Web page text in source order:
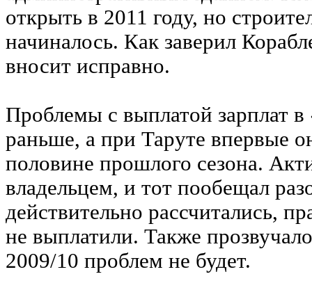
открыть в 2011 году, но
начиналось. Как заверил
вносит исправно.
Проблемы с выплатой зарплат
раньше, а при Таруте впервые
половине прошлого сезона.
владельцем, и тот пообещал
действительно рассчитались,
не выплатили. Также
2009/10 проблем не будет.